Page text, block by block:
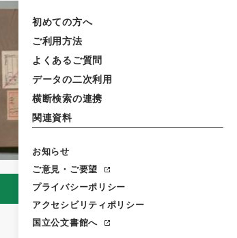
初めての方へ
ご利用方法
よくあるご質問
データの二次利用
横断検索の連携
関連資料
お知らせ
ご意見・ご要望
プライバシーポリシー
アクセシビリティポリシー
国立公文書館へ
閲覧